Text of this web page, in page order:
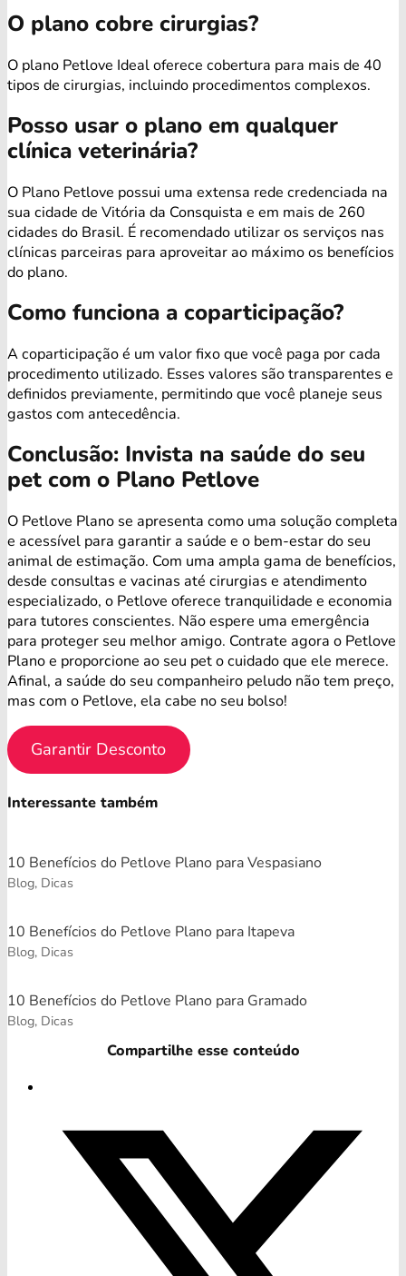
O plano cobre cirurgias?
O plano Petlove Ideal oferece cobertura para mais de 40
tipos de cirurgias, incluindo procedimentos complexos.
Posso usar o plano em qualquer
clínica veterinária?
O Plano Petlove possui uma extensa rede credenciada na
sua cidade de Vitória da Consquista e em mais de 260
cidades do Brasil. É recomendado utilizar os serviços nas
clínicas parceiras para aproveitar ao máximo os benefícios
do plano.
Como funciona a coparticipação?
A coparticipação é um valor fixo que você paga por cada
procedimento utilizado. Esses valores são transparentes e
definidos previamente, permitindo que você planeje seus
gastos com antecedência.
Conclusão: Invista na saúde do seu
pet com o Plano Petlove
O Petlove Plano se apresenta como uma solução completa
e acessível para garantir a saúde e o bem-estar do seu
animal de estimação. Com uma ampla gama de benefícios,
desde consultas e vacinas até cirurgias e atendimento
especializado, o Petlove oferece tranquilidade e economia
para tutores conscientes. Não espere uma emergência
para proteger seu melhor amigo. Contrate agora o Petlove
Plano e proporcione ao seu pet o cuidado que ele merece.
Afinal, a saúde do seu companheiro peludo não tem preço,
mas com o Petlove, ela cabe no seu bolso!
Garantir Desconto
Interessante também
10 Benefícios do Petlove Plano para Vespasiano
Blog, Dicas
10 Benefícios do Petlove Plano para Itapeva
Blog, Dicas
10 Benefícios do Petlove Plano para Gramado
Blog, Dicas
Compartilhe esse conteúdo